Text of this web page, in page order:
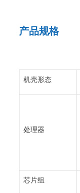
产品规格
机壳形态
处理器
芯片组